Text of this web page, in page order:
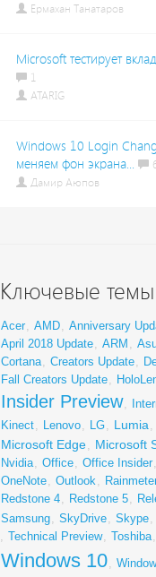
Ермахан Танатаров
Microsoft тестирует
1
ATARIG
Windows 10 Login
меняем фон экрана...
Дамир Аюпов
Ключевые темы
Acer, AMD, Anniversary
April 2018 Update, ARM ,
Cortana, Creators Update,
Fall Creators Update,
Insider Preview,
Kinect, Lenovo, LG, Lumia,
Microsoft Edge, Microsoft
Nvidia, Office, Office Insider,
OneNote, Outlook,
Redstone 4, Redstone 5,
Samsung, SkyDrive, Skype,
, Technical Preview, Toshiba,
Windows 10,